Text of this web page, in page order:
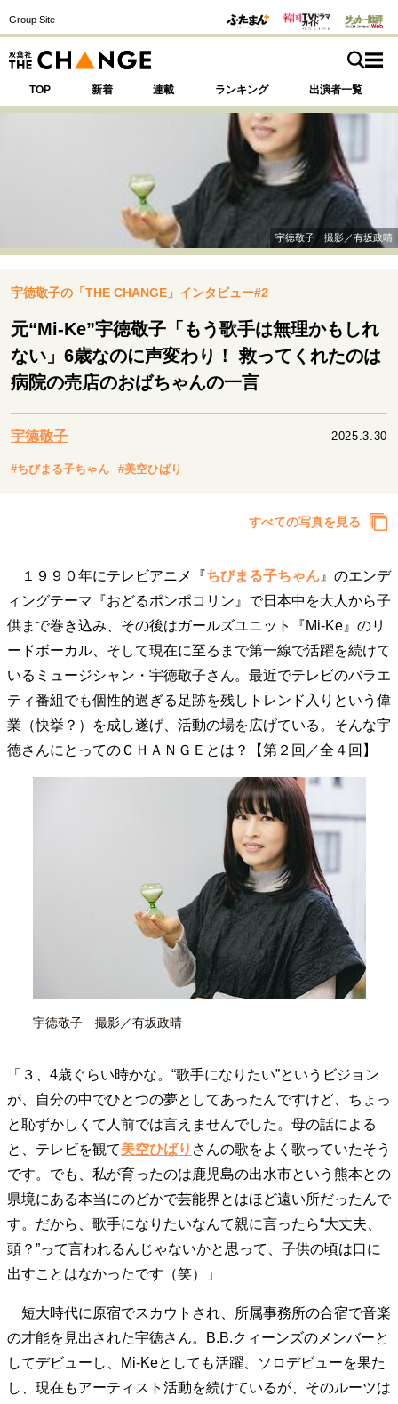
Group Site
TOP 新着 連載 ランキング 出演者一覧
注目の記事テーマで探す
運命を変えた出会い 決断の裏側
表現者の葛藤
人生が動いた日 10代の挫折と原点
セカンドキャリアの描き方
夢を掴む選択
リーダーの流儀 変革の原動力
次世代へのバトン
トップが描く未来
重圧との向き合い方 一流のルーティン
20代の現在地
忘れられない言葉
10代・20代の土台
パートナーとの歩み方
病が教えてくれたこと
熱狂できるもの
一生モノの愛用品
60代のネクストステージ
70代のグランドデザイン
地域とつながる/お金との付き合い方
宇徳敬子 撮影／有坂政晴
宇徳敬子の「THE CHANGE」インタビュー#2
元“Mi-Ke”宇徳敬子「もう歌手は無理かもしれ
ない」6歳なのに声変わり！ 救ってくれたのは
病院の売店のおばちゃんの一言
宇徳敬子 2025.3.30
#ちびまる子ちゃん #美空ひばり
すべての写真を見る
１９９０年にテレビアニメ『ちびまる子ちゃん 』のエンデ
ィングテーマ『おどるポンポコリン』で日本中を大人から子
供まで巻き込み、その後はガールズユニット『Mi-Ke』のリ
ードボーカル、そして現在に至るまで第一線で活躍を続けて
いるミュージシャン・宇徳敬子さん。最近でテレビのバラエ
ティ番組でも個性的過ぎる足跡を残しトレンド入りという偉
業（快挙？）を成し遂げ、活動の場を広げている。そんな宇
徳さんにとってのＣＨＡＮＧＥとは？【第２回／全４回】
宇徳敬子 撮影／有坂政晴
「３、4歳ぐらい時かな。“歌手になりたい”というビジョン
が、自分の中でひとつの夢としてあったんですけど、ちょっ
と恥ずかしくて人前では言えませんでした。母の話による
と、テレビを観て美空ひばり さんの歌をよく歌っていたそう
です。でも、私が育ったのは鹿児島の出水市という熊本との
県境にある本当にのどかで芸能界とはほど遠い所だったんで
す。だから、歌手になりたいなんて親に言ったら“大丈夫、
頭？”って言われるんじゃないかと思って、子供の頃は口に
出すことはなかったです（笑）」
短大時代に原宿でスカウトされ、所属事務所の合宿で音楽
の才能を見出された宇徳さん。B.B.クィーンズのメンバーと
してデビューし、Mi-Keとしても活躍、ソロデビューを果た
し、現在もアーティスト活動を続けているが、そのルーツは